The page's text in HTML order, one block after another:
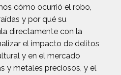
cómo ocurrió el robo,
y por qué su
directamente con la
el impacto de delitos
y en el mercado
y metales preciosos, y el